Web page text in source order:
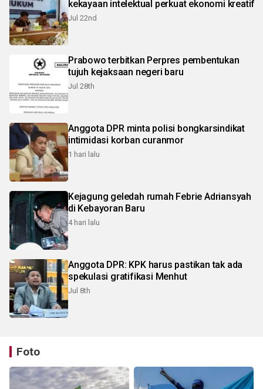
kekayaan intelektual perkuat ekonomi kreatif
Jul 22nd
Prabowo terbitkan Perpres pembentukan
tujuh kejaksaan negeri baru
Jul 28th
Anggota DPR minta polisi bongkarsindikat
intimidasi korban curanmor
1 hari lalu
Kejagung geledah rumah Febrie Adriansyah
di Kebayoran Baru
4 hari lalu
Anggota DPR: KPK harus pastikan tak ada
spekulasi gratifikasi Menhut
Jul 8th
Foto